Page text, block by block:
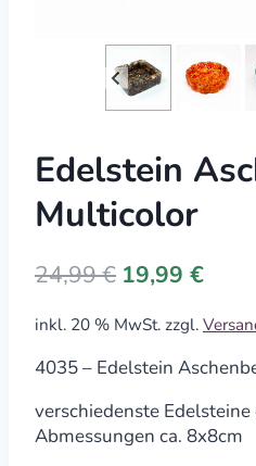
Edelstein
Multicolor
24,99€ Original
was:
24,99 €.
19,99 €
is:
inkl. 20 % MwSt. zzgl.
4035 – Edelstein
verschiedenste
Abmessungen ca. 8x8cm